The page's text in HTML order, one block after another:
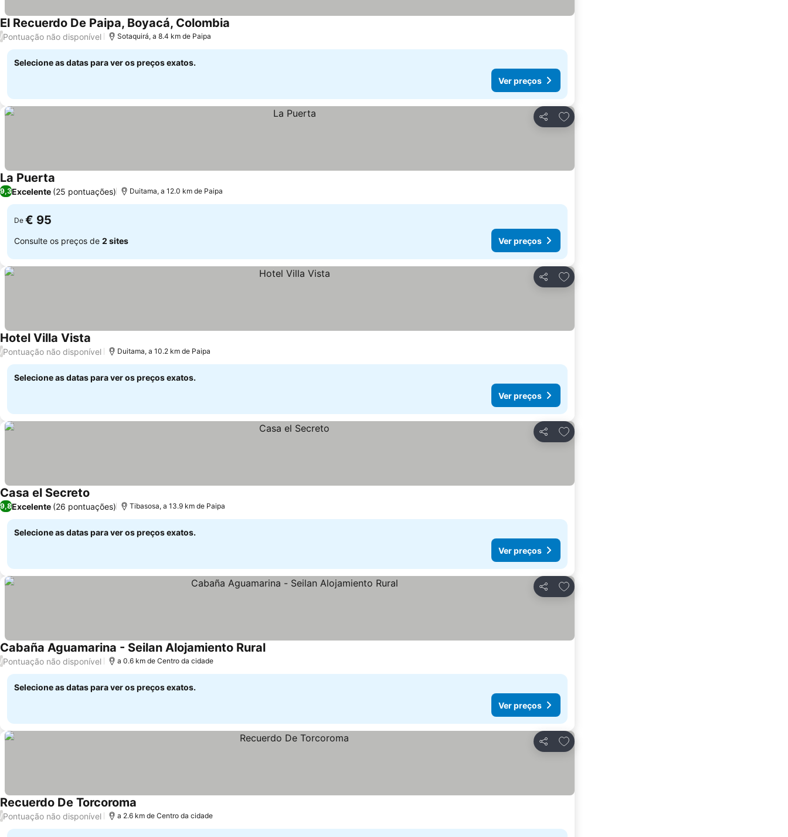
El Recuerdo De Paipa, Boyacá, Colombia
/Pontuação não disponível Sotaquirá, a 8.4 km de Paipa
Selecione as datas para ver os preços exatos.
Ver preços
Partilhar
Adicionar aos favoritos
La Puerta
9,3Excelente (25 pontuações) Duitama, a 12.0 km de Paipa
De € 95
Consulte os preços de 2 sites Ver preços
Partilhar
Adicionar aos favoritos
Hotel Villa Vista
/Pontuação não disponível Duitama, a 10.2 km de Paipa
Selecione as datas para ver os preços exatos.
Ver preços
Partilhar
Adicionar aos favoritos
Casa el Secreto
9,8Excelente (26 pontuações) Tibasosa, a 13.9 km de Paipa
Selecione as datas para ver os preços exatos.
Ver preços
Partilhar
Adicionar aos favoritos
Cabaña Aguamarina - Seilan Alojamiento Rural
/Pontuação não disponível a 0.6 km de Centro da cidade
Selecione as datas para ver os preços exatos.
Ver preços
Partilhar
Adicionar aos favoritos
Recuerdo De Torcoroma
/Pontuação não disponível a 2.6 km de Centro da cidade